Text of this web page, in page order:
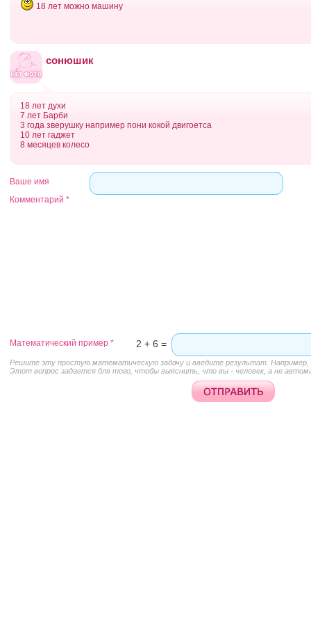
18 лет можно машину
сонюшик
18 лет духи
7 лет Барби
3 года зверушку например пони кокой двигоетса
10 лет гаджет
8 месяцев колесо
Ваше имя
Комментарий *
Этот вопрос задается для того, чтобы выяснить, что вы - человек, а не
Математический пример * 2 + 6 =
Решите эту простую математическую задачу и введите результат. Например,